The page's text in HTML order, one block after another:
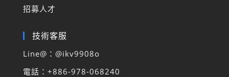
招募人才
技術客服
Line@：@ikv9908o
電話 ： +886-978-068240